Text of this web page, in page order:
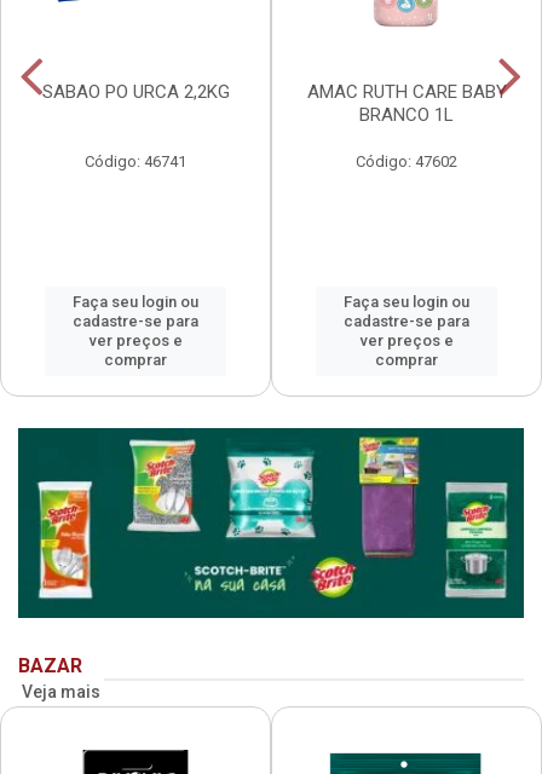
SABAO PO URCA 2,2KG
Código: 46741
Faça seu login ou
cadastre-se para
ver preços e
comprar
AMAC RUTH CARE BABY
BRANCO 1L
Código: 47602
Faça seu login ou
cadastre-se para
ver preços e
comprar
BAZAR
Veja mais